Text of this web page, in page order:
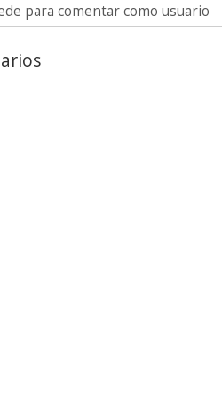
para comentar como usuario